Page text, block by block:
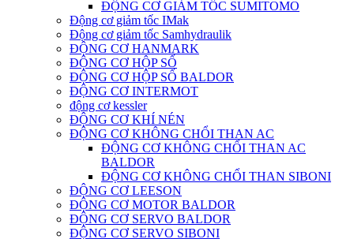
ĐỘNG CƠ GIẢM TỐC SUMITOMO
Động cơ giảm tốc IMak
Động cơ giảm tốc Samhydraulik
ĐỘNG CƠ HANMARK
ĐỘNG CƠ HỘP SỐ
ĐỘNG CƠ HỘP SỐ BALDOR
ĐỘNG CƠ INTERMOT
động cơ kessler
ĐỘNG CƠ KHÍ NÉN
ĐỘNG CƠ KHÔNG CHỔI THAN AC
ĐỘNG CƠ KHÔNG CHỔI THAN AC
BALDOR
ĐỘNG CƠ KHÔNG CHỔI THAN SIBONI
ĐỘNG CƠ LEESON
ĐỘNG CƠ MOTOR BALDOR
ĐỘNG CƠ SERVO BALDOR
ĐỘNG CƠ SERVO SIBONI